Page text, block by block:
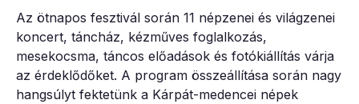
Az ötnapos fesztivál során 11 népzenei és világzenei
koncert, táncház, kézműves foglalkozás,
mesekocsma, táncos előadások és fotókiállítás várja
az érdeklődőket. A program összeállítása során nagy
hangsúlyt fektetünk a Kárpát-medencei népek